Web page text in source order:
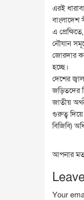
এরই
বাংলাদেশ
এ
নৌযান
জোরদার
হচ্ছে।
দেশের
জড়িতদের
জাতীয়
গুরুত্ব
বিজিবি)
আপনার
Your